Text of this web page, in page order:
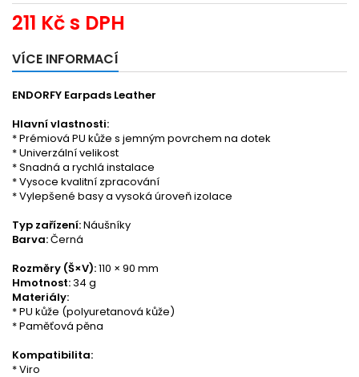
211 Kčs DPH
VÍCE INFORMACÍ
ENDORFY Earpads Leather
Hlavní vlastnosti:
* Prémiová PU kůže s jemným povrchem na dotek
* Univerzální velikost
* Snadná a rychlá instalace
* Vysoce kvalitní zpracování
* Vylepšené basy a vysoká úroveň izolace
Typ zařízení:Náušníky
Barva:Černá
Rozměry (Š×V):110 × 90 mm
Hmotnost:34 g
Materiály:
* PU kůže (polyuretanová kůže)
* Paměťová pěna
Kompatibilita:
* Viro